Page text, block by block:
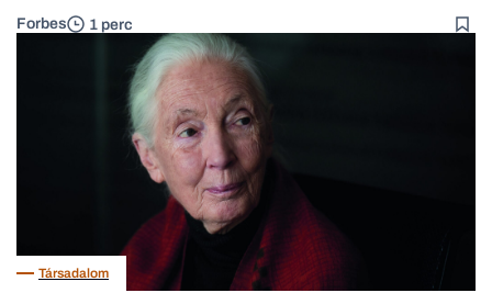
Forbes 1 perc
Társadalom